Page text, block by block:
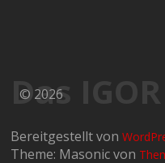
Das
© 2026
Bereitgestellt von
Theme: Masonic von